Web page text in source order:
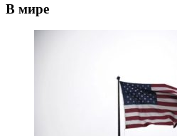
В мире